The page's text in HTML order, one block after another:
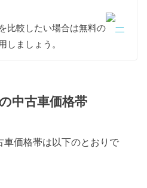
の課税クラスが混在する
1500kgを超えるグレードの車
しています。
17,100円
22,800円
1500kg以下：18,900円
1500kg超：25,200円
比較したい場合は無料の
一
しましょう。
中古車価格帯
価格帯は以下のとおりで